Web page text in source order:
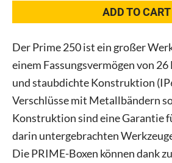
HD
-
Toolbox
250
Vario
quantity
ADD TO CART
Der Prime 250 ist ein großer
einem Fassungsvermögen von
und staubdichte Konstruktion
Verschlüsse mit Metallbändern
Konstruktion sind eine Garantie
darin untergebrachten
Die PRIME-Boxen können dank